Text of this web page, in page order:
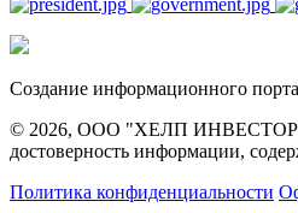
Создание информационного
© 2026, ООО "ХЕЛП ИНВЕСТОР".
достоверность информации,
Политика конфиденциальности